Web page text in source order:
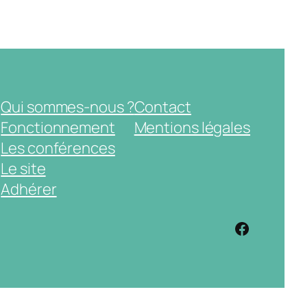
Qui sommes-nous ?
Fonctionnement
Les conférences
Le site
Adhérer
Contact
Mentions légales